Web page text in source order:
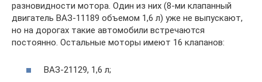
разновидности мотора. Один из них (8-ми клапанный
двигатель ВАЗ-11189 объемом 1,6 л) уже не выпускают,
но на дорогах такие автомобили встречаются
постоянно. Остальные моторы имеют 16 клапанов:
ВАЗ-21129, 1,6 л;